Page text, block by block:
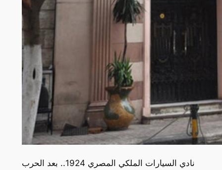
نادي السيارات الملكي المصري 1924.. بعد الحرب